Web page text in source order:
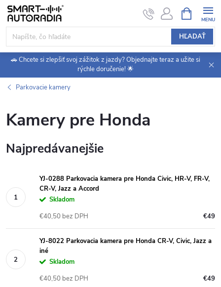
Prejsť
obsah
HĽADAŤ
KOŠÍK
🚗 Chcete si zlepšiť svoj zážitok z jazdy? Objednajte teraz a užite si
rýchle doručenie! 🌟
Parkovacie kamery
Kamery pre Honda
Najpredávanejšie
YJ-0288 Parkovacia kamera pre Honda Civic, HR-V, FR-V,
CR-V, Jazz a Accord
Skladom
€49
€40,50 bez DPH
YJ-8022 Parkovacia kamera pre Honda CR-V, Civic, Jazz a
iné
Skladom
€49
€40,50 bez DPH